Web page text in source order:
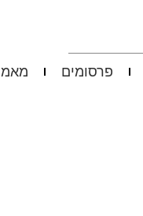
פרסומים